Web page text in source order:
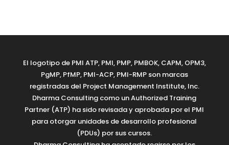
El logotipo de PMI ATP, PMI, PMP, PMBOK, CAPM, OPM3,
PgMP, PfMP, PMI-ACP, PMI-RMP son marcas
registradas del Project Management Institute, Inc.
Dharma Consulting como un Authorized Training
Partner (ATP) ha sido revisada y aprobada por el PMI
para otorgar unidades de desarrollo profesional
(PDUs) por sus cursos.